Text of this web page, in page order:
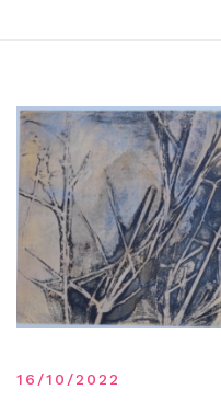
16/10/2022